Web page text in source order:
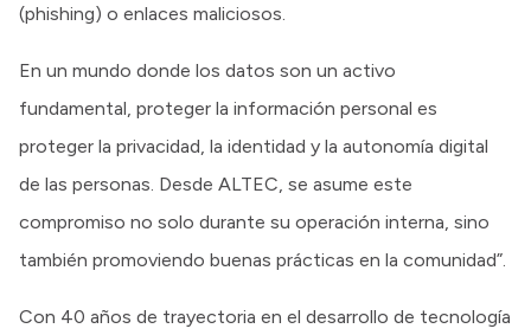
(phishing) o enlaces maliciosos.
En un mundo donde los datos son un activo
fundamental, proteger la información personal es
proteger la privacidad, la identidad y la autonomía digital
de las personas. Desde ALTEC, se asume este
compromiso no solo durante su operación interna, sino
también promoviendo buenas prácticas en la comunidad”.
Con 40 años de trayectoria en el desarrollo de tecnología